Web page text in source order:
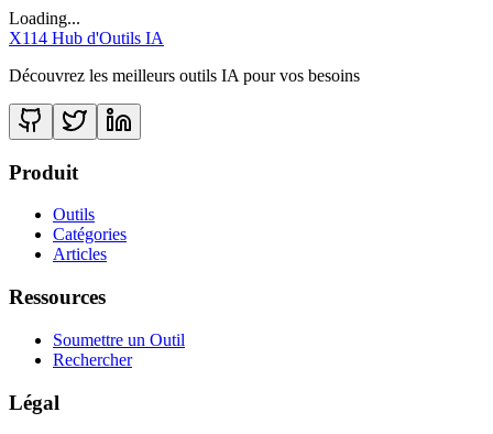
Loading...
X114 Hub d'Outils IA
Découvrez les meilleurs outils IA pour vos besoins
Produit
Outils
Catégories
Articles
Ressources
Soumettre un Outil
Rechercher
Légal